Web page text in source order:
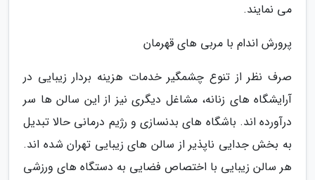
می نمایند.
پرورش اندام با مربی های قهرمان
صرف نظر از تنوع چشمگیر خدمات هزینه بردار زیبایی در
آرایشگاه های زنانه، مشاغل دیگری نیز از این سالن ها سر
درآورده اند. باشگاه های بدنسازی و رژیم درمانی حالا تبدیل
به بخش جدایی ناپذیر از سالن های زیبایی تهران شده اند.
هر سالن زیبایی با اختصاص فضایی به دستگاه های ورزشی